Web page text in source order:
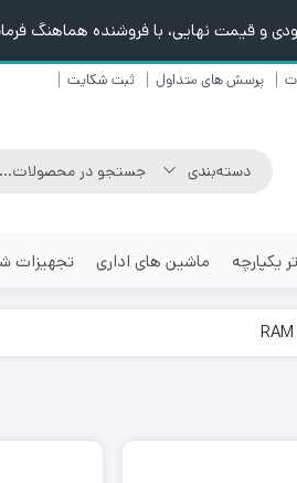
قیمت نهایی، با فروشنده هماهنگ
پرسش های متداول
ثبت شکایت
یکپارچه ماشین های اداری تجهیزات